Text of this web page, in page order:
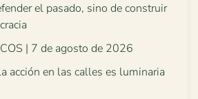
el pasado, sino de construir
| 7 de agosto de 2026
acción en las calles es luminaria